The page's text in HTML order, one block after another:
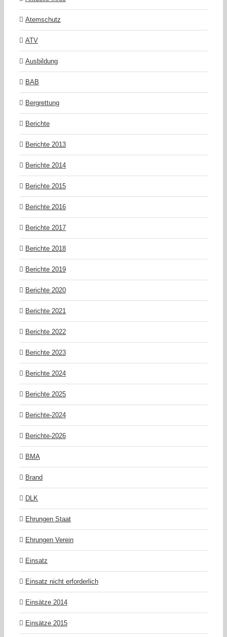
Atemschutz
ATV
Ausbildung
BAB
Bergrettung
Berichte
Berichte 2013
Berichte 2014
Berichte 2015
Berichte 2016
Berichte 2017
Berichte 2018
Berichte 2019
Berichte 2020
Berichte 2021
Berichte 2022
Berichte 2023
Berichte 2024
Berichte 2025
Berichte-2024
Berichte-2026
BMA
Brand
DLK
Ehrungen Staat
Ehrungen Verein
Einsatz
Einsatz nicht erforderlich
Einsätze 2014
Einsätze 2015